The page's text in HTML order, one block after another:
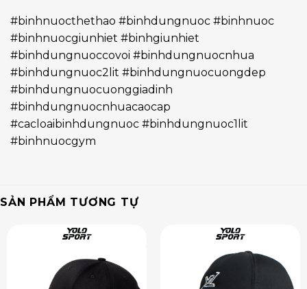
#binhnuocthethao #binhdungnuoc #binhnuoc
#binhnuocgiunhiet #binhgiunhiet
#binhdungnuoccovoi #binhdungnuocnhua
#binhdungnuoc2lit #binhdungnuocuongdep
#binhdungnuocuonggiadinh
#binhdungnuocnhuacaocap
#cacloaibinhdungnuoc #binhdungnuoc1lit
#binhnuocgym
SẢN PHẨM TƯƠNG TỰ